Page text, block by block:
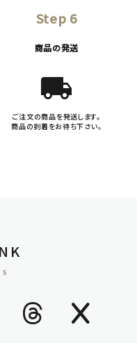
Step 6
商品の発送
local_shipping
ご注文の商品を発送します。
商品の到着をお待ち下さい。